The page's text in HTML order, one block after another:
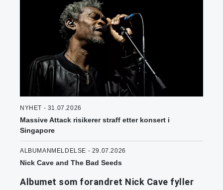
NYHET - 31.07.2026
Massive Attack risikerer straff etter konsert i
Singapore
ALBUMANMELDELSE - 29.07.2026
Nick Cave and The Bad Seeds
Albumet som forandret Nick Cave fyller